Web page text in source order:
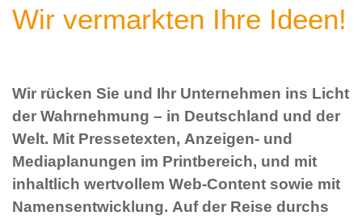
Wir vermarkten Ihre Ideen!
Wir rücken Sie und Ihr Unternehmen ins Licht
der Wahrnehmung – in Deutschland und der
Welt. Mit Pressetexten, Anzeigen- und
Mediaplanungen im Printbereich, und mit
inhaltlich wertvollem Web-Content sowie mit
Namensentwicklung. Auf der Reise durchs